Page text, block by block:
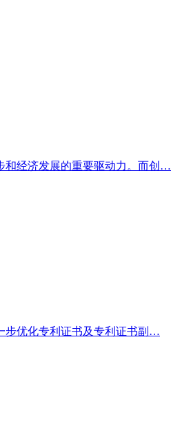
和经济发展的重要驱动力。而创…
步优化专利证书及专利证书副…